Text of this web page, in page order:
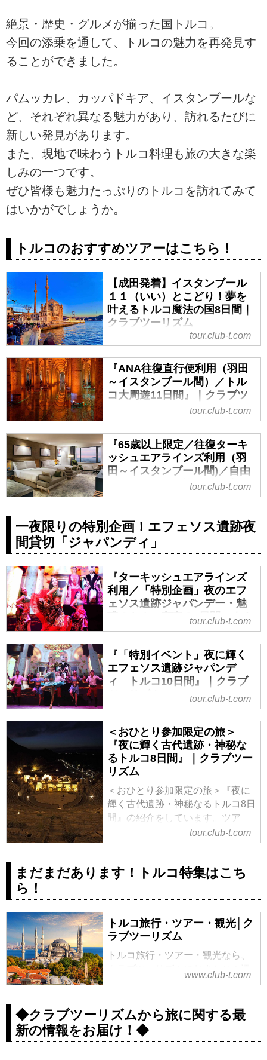
絶景・歴史・グルメが揃った国トルコ。
今回の添乗を通して、トルコの魅力を再発見す
ることができました。
パムッカレ、カッパドキア、イスタンブールな
ど、それぞれ異なる魅力があり、訪れるたびに
新しい発見があります。
また、現地で味わうトルコ料理も旅の大きな楽
しみの一つです。
ぜひ皆様も魅力たっぷりのトルコを訪れてみて
はいかがでしょうか。
トルコのおすすめツアーはこちら！
【成田発着】イスタンブール
１１（いい）とこどり！夢を
叶えるトルコ魔法の国8日間｜
クラブツーリズム
【成田発着】イスタンブール１１
（いい）とこどり！夢を叶えるト
ルコ魔法の国8日間の紹介をしてい
ます。ツアー・旅行のお申込なら
クラブツーリズム。
tour.club-t.com
『ANA往復直行便利用（羽田
～イスタンブール間）／トル
コ大周遊11日間』｜クラブツ
スタンブール間）／トルコ大周遊
11日間』の紹介をしています。ツ
アー・旅行のお申込ならクラブツ
tour.club-t.com
『65歳以上限定／往復ターキ
ッシュエアラインズ利用（羽
田～イスタンブール間)／自由
行動もじっくり愉しむ65歳か
らのトルコ満喫8日間』｜クラ
『65歳以上限定／往復ターキッシ
ュエアラインズ利用（羽田～イス
タンブール間)／自由行動もじっく
り愉しむ65歳からのトルコ満喫8
日間』の紹介をしています。ツア
ー・旅行のお申込ならクラブツー
リズム。
tour.club-t.com
一夜限りの特別企画！エフェソス遺跡夜
間貸切「ジャパンディ」
『ターキッシュエアラインズ
利用／「特別企画」夜のエフ
ェソス遺跡ジャパンデー・魅
惑のトルコ充実の8日間』｜ク
ラブツーリズム
『ターキッシュエアラインズ利用
／「特別企画」夜のエフェソス遺
跡ジャパンデー・魅惑のトルコ充
実の8日間』の紹介をしています。
ツアー・旅行のお申込ならクラブ
tour.club-t.com
『「特別イベント」夜に輝く
エフェソス遺跡ジャパンデ
ィ トルコ10日間』｜クラブ
ェソス遺跡ジャパンディ トルコ
10日間』の紹介をしています。ツ
アー・旅行のお申込ならクラブツ
ーリズム。
tour.club-t.com
＜おひとり参加限定の旅＞
『夜に輝く古代遺跡・神秘な
るトルコ8日間』｜クラブツー
リズム
＜おひとり参加限定の旅＞『夜に
輝く古代遺跡・神秘なるトルコ8日
間』の紹介をしています。ツア
ー・旅行のお申込ならクラブツー
リズム。
tour.club-t.com
まだまだあります！トルコ特集はこち
ら！
トルコ旅行・ツアー・観光│ク
ラブツーリズム
トルコ旅行・ツアー・観光なら、
クラブツーリズムにおまかせ！添
乗員付きのツアーだから安心で快
ル、カッパドキアなどの観光地
や、おすすめのトルコ旅行（ツア
ー）をご紹介。ツアーの検索・ご
www.club-t.com
◆クラブツーリズムから旅に関する最
新の情報をお届け！◆